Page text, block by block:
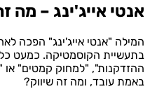
אנטי אייג'ינג – מה
המילה "אנטי אייג'ינג" הפכה
בתעשיית הקוסמטיקה. כמעט
ההזדקנות", "למחוק קמטים" או
באמת עובד, ומה זה שיווק?